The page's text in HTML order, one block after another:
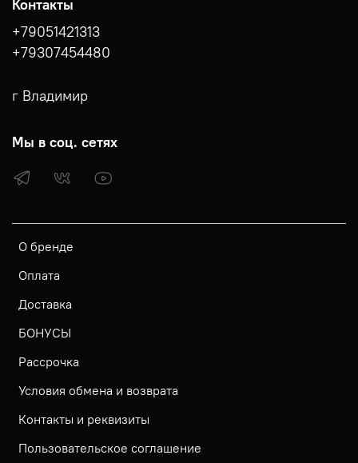
О бренде
Оплата
Доставка
БОНУСЫ
Рассрочка
Условия обмена и возврата
Контакты и реквизиты
Пользовательское соглашение
Контакты
+79051421313
+79307454480
г Владимир
Мы в соц. сетях